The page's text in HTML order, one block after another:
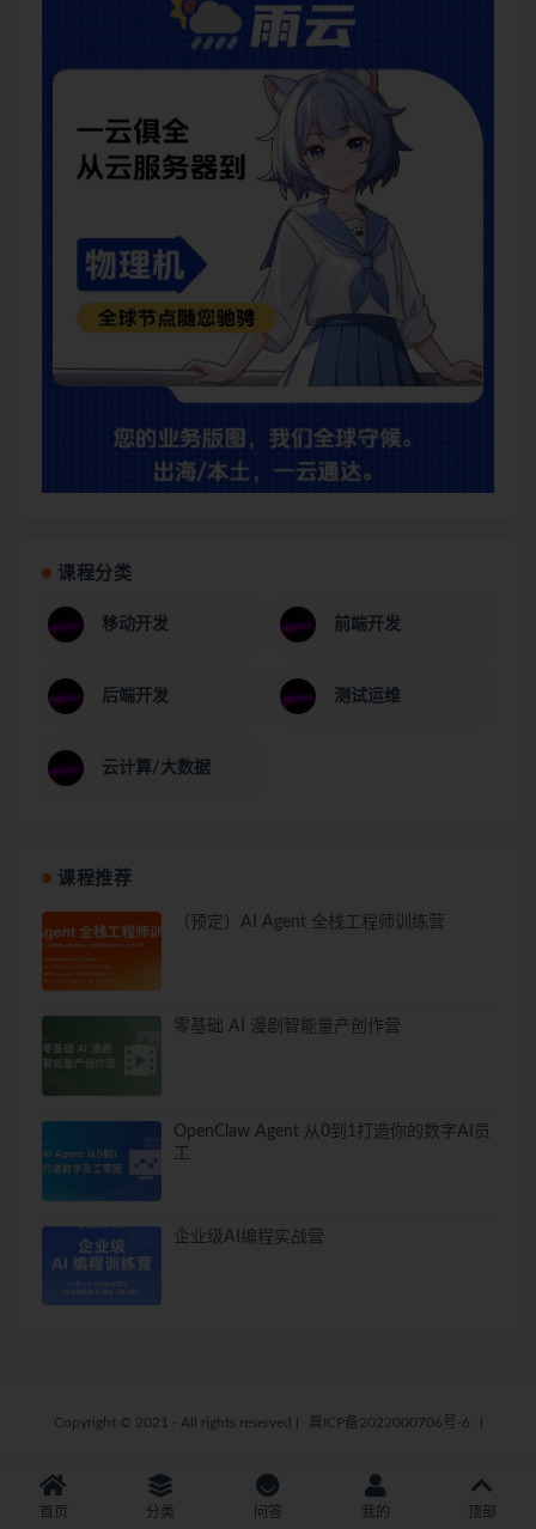
课程分类
移动开发 前端开发
后端开发 测试运维
云计算/大数据
课程推荐
（预定）AI Agent 全栈工程师训练营
零基础 AI 漫剧智能量产创作营
OpenClaw Agent 从0到1打造你的数字AI员
企业级AI编程实战营
Copyright © 2021 - All rights reserved 冀ICP备2022000706号-6
首页 分类 问答 我的 顶部